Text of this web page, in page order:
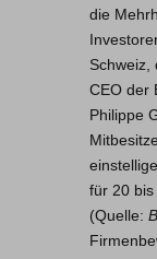
die
Schweiz,
CEO der
Philippe
für 20 bis
(Quelle: